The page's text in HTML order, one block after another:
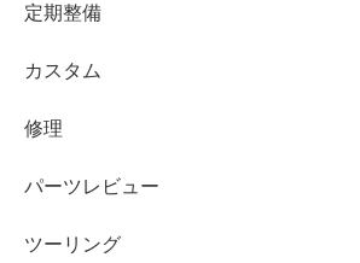
定期整備
カスタム
修理
パーツレビュー
ツーリング